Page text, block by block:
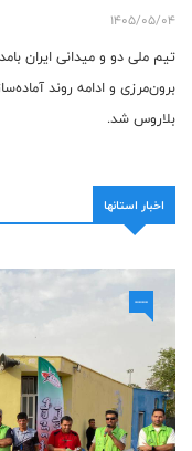
1405/05/04
برون‌مرزی و ادامه روند
بلاروس شد.
اخبار استانها
----